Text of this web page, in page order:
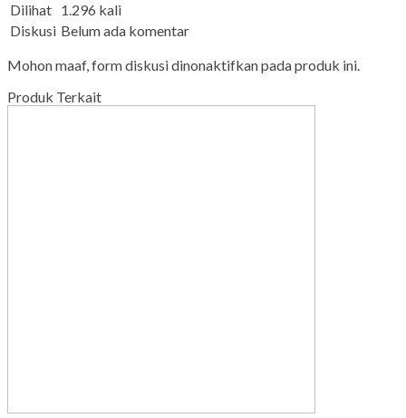
Dilihat 1.296 kali
Diskusi Belum ada komentar
Mohon maaf, form diskusi dinonaktifkan pada produk ini.
Produk Terkait